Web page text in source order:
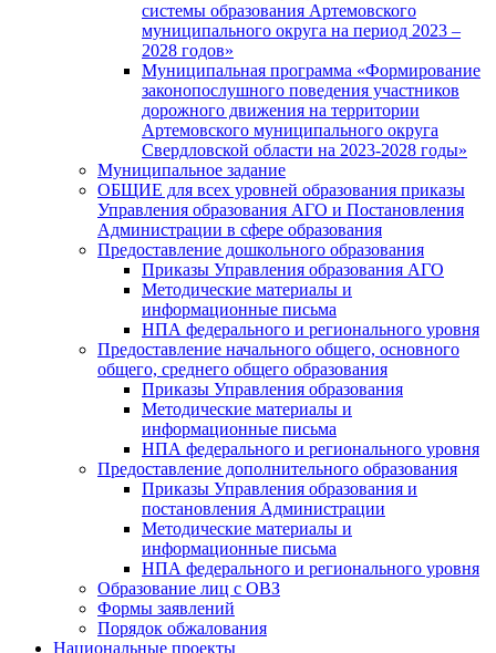
системы образования Артемовского
муниципального округа на период 2023 –
2028 годов»
Муниципальная программа «Формирование
законопослушного поведения участников
дорожного движения на территории
Артемовского муниципального округа
Свердловской области на 2023-2028 годы»
Муниципальное задание
ОБЩИЕ для всех уровней образования приказы
Управления образования АГО и Постановления
Администрации в сфере образования
Предоставление дошкольного образования
Приказы Управления образования АГО
Методические материалы и
информационные письма
НПА федерального и регионального уровня
Предоставление начального общего, основного
общего, среднего общего образования
Приказы Управления образования
Методические материалы и
информационные письма
НПА федерального и регионального уровня
Предоставление дополнительного образования
Приказы Управления образования и
постановления Администрации
Методические материалы и
информационные письма
НПА федерального и регионального уровня
Образование лиц с ОВЗ
Формы заявлений
Порядок обжалования
Национальные проекты